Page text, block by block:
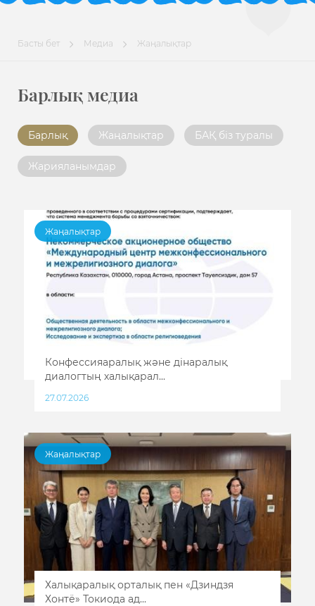
Басты бет Медиа Жаңалықтар
Барлық медиа
Барлық Жаңалықтар БАҚ біз туралы
Жарияланымдар
Жаңалықтар
Конфессияаралық және дінаралық
диалогтың халықарал...
27.07.2026
Жаңалықтар
Халықаралық орталық пен «Дзиндзя
Хонтё» Токиода ад...